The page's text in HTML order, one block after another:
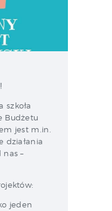
szkoła
Budżetu
jest m.in.
działania
nas –
jeden